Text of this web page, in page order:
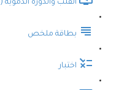
القلب والدورة الدموية (13:23)
بطاقة ملخص
اختبار